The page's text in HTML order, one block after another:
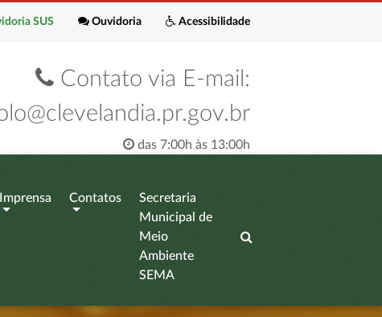
Acessibilidade
Ouvidoria
SUS
Contato via E-mail:
das 7:00h às 13:00h
Imprensa Contatos
Secretaria
Municipal de
Meio
Ambiente
SEMA